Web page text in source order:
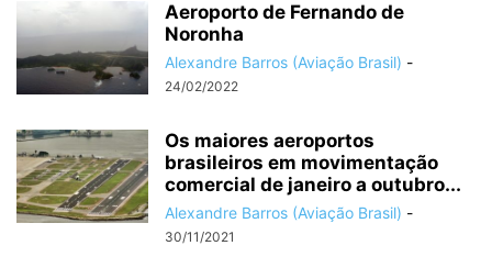
Aeroporto de Fernando de
Noronha
Alexandre Barros (Aviação Brasil) -
24/02/2022
Os maiores aeroportos
brasileiros em movimentação
comercial de janeiro a outubro...
Alexandre Barros (Aviação Brasil) -
30/11/2021